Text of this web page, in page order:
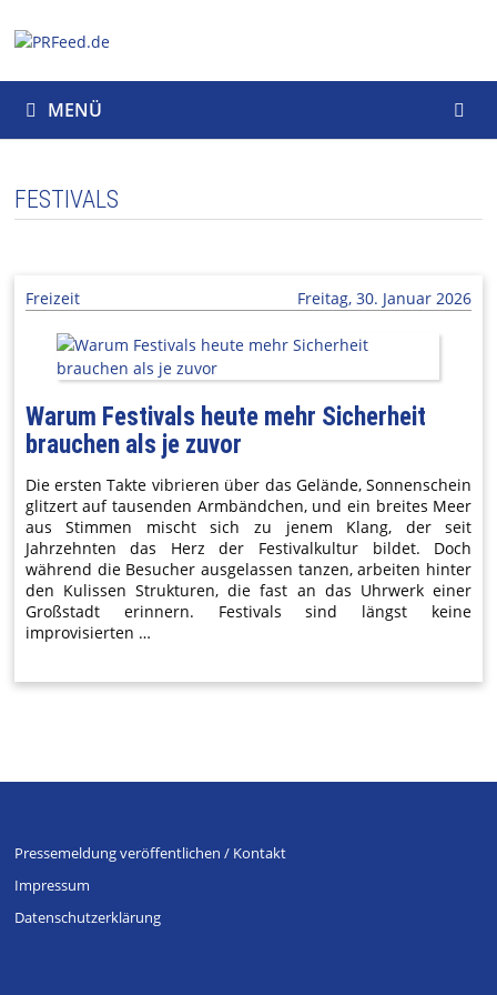
Inhalt
MENÜ
FESTIVALS
Freizeit Freitag, 30. Januar 2026
Warum Festivals heute mehr Sicherheit
brauchen als je zuvor
Die ersten Takte vibrieren über das Gelände, Sonnenschein
glitzert auf tausenden Armbändchen, und ein breites Meer
aus Stimmen mischt sich zu jenem Klang, der seit
Jahrzehnten das Herz der Festivalkultur bildet. Doch
während die Besucher ausgelassen tanzen, arbeiten hinter
den Kulissen Strukturen, die fast an das Uhrwerk einer
Großstadt erinnern. Festivals sind längst keine
improvisierten …
Pressemeldung veröffentlichen / Kontakt
Impressum
Datenschutzerklärung